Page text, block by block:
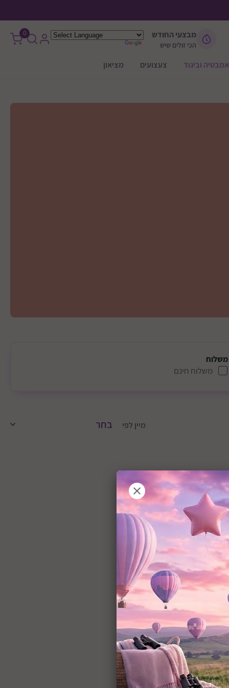
אמבטיה וביגוד צעצועים מציאון
מבצעי החודש
הכי זולים שיש
0
משלוח
משלוח חינם
מיין לפי